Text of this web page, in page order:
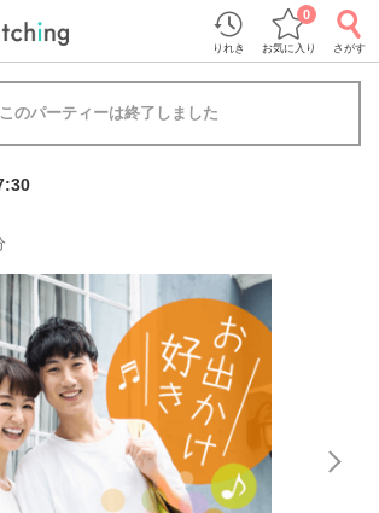
りれき お気に入り
0
さがす
このパーティーは終了しました